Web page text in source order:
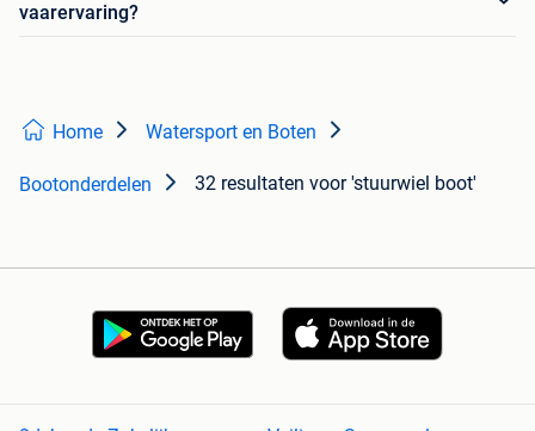
vaarervaring?
Home Watersport en Boten
Bootonderdelen 32 resultaten voor 'stuurwiel boot'